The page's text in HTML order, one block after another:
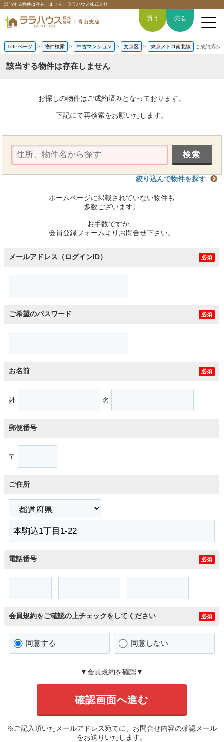
該当する物件は存在しません｜ララハウス株式会社
空間デザイン事例
6つの強み
スタッフ紹介
買う 売る
TOPページ > 物件検索 > 中古マンション > 文京区 > 東京メトロ南北線 ご成約済み
該当する物件は存在しません
お探しの物件はご成約済みとなっております。
下記にて再検索をお願いたします。
絞り込んで物件を探す
ホームページに掲載されていない物件も
多数ございます。
お手数ですが、
会員登録フォームよりお問合せ下さい。
メールアドレス（ログインID） 必須
ご希望のパスワード 必須
お名前 必須
姓 名
郵便番号
〒
ご住所
電話番号 必須
- -
会員規約をご確認の上チェックをしてください 必須
同意する 同意しない
▼会員規約を確認▼
※ご記入頂いたメールアドレス宛てに、お問合せ内容の確認メール
をお送りいたします。